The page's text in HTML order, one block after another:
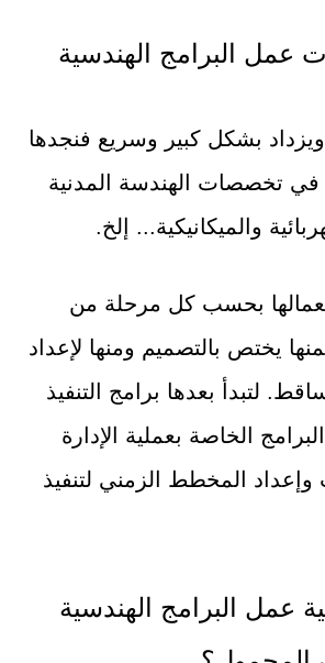
عمل البرامج الهندسية
بشكل كبير وسريع فنجدها
في تخصصات الهندسة المدنية
والميكانيكية... إلخ.
بحسب كل مرحلة من
يختص بالتصميم ومنها لإعداد
لتبدأ بعدها برامج التنفيذ
الخاصة بعملية الإدارة
المخطط الزمني لتنفيذ
عمل البرامج الهندسية